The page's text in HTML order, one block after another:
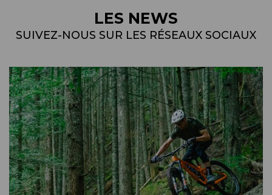
LES NEWS
SUIVEZ-NOUS SUR LES RÉSEAUX SOCIAUX